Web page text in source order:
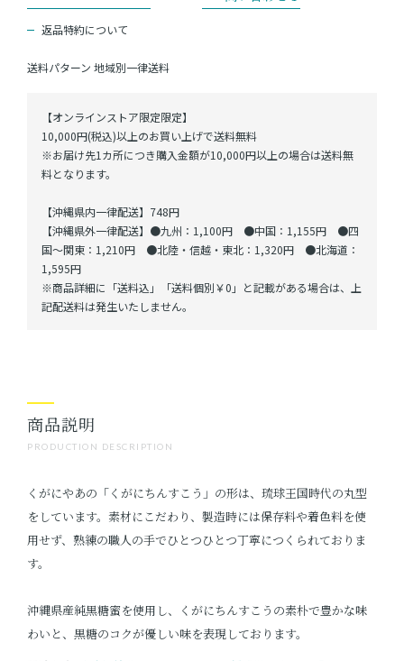
送料パターン 地域別一律送料
返品特約について
【オンラインストア限定限定】
10,000円(税込)以上のお買い上げで送料無料
※お届け先1カ所につき購入金額が10,000円以上の場合は送料無
料となります。
【沖縄県内一律配送】748円
【沖縄県外一律配送】●九州：1,100円 ●中国：1,155円 ●四
国～関東：1,210円 ●北陸・信越・東北：1,320円 ●北海道：
1,595円
※商品詳細に「送料込」「送料個別￥0」と記載がある場合は、上
記配送料は発生いたしません。
PRODUCTION DESCRIPTION
商品説明
くがにやあの「くがにちんすこう」の形は、琉球王国時代の丸型
をしています。素材にこだわり、製造時には保存料や着色料を使
用せず、熟練の職人の手でひとつひとつ丁寧につくられておりま
す。
沖縄県産純黒糖蜜を使用し、くがにちんすこうの素朴で豊かな味
わいと、黒糖のコクが優しい味を表現しております。